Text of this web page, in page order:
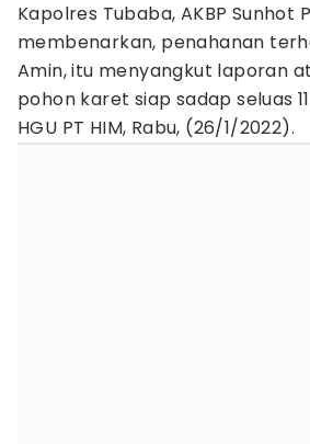
Kapolres Tubaba, AKBP Sunhot
membenarkan, penahanan
Amin, itu menyangkut laporan
pohon karet siap sadap seluas
HGU PT HIM, Rabu, (26/1/2022).